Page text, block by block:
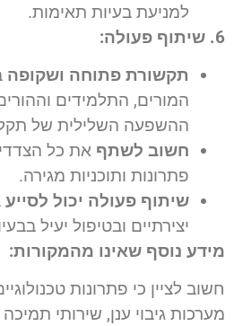
למניעת בעיות תאימות.
6. שיתוף פעולה:
תקשורת פתוחה ושקופה
המורים, התלמידים
ההשפעה השלילית של
חשוב לשתף את כל
פתרונות ותוכניות מגירה.
שיתוף פעולה יכול לסייע
יצירתיים ובטיפול יעיל
מידע נוסף שאינו מהמקורות:
חשוב לציין כי פתרונות
מערכות גיבוי ענן, שירותי